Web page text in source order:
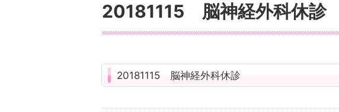
20181115 脳神経外科休診
20181115 脳神経外科休診